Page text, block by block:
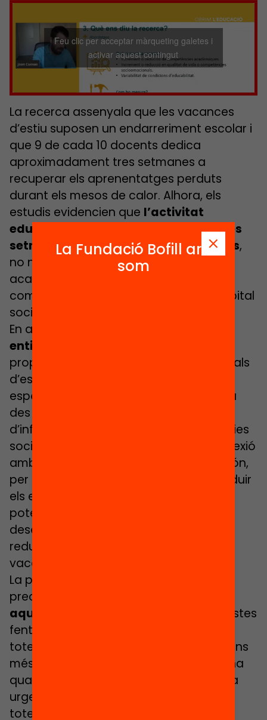
Feu clic per acceptar màrqueting galetes i
activar aquest contingut
La recerca assenyala que les vacances
d’estiu suposen un endarreriment escolar i
que 9 de cada 10 docents dedica
aproximadament tres setmanes a
recuperar els aprenentatges perduts
durant els mesos de calor. Alhora, els
estudis evidencien que l’activitat
educativa sostinguda durant diverses
setmanes no lectives aporta beneficis,
no només en l’àmbit competencial
acadèmic sinó també pel que fa a les
competències socioemocionals i al capital
social dels infants i joves.
En aquest punt hi tenen molt a dir les
entitats del lleure
proposen una pila d’activitats com casals
d’estius, colònies, rutes, caus, activitats
esportives, etc. El món del lleure treballa
des de fa anys en clau de benestar
d’infants i joves, foment de competències
socioemocionals i relacionals i de connexió
amb agent de l’entorn i la comunitat. Són,
per tant, agents imprescindibles per reduir
els efectes de les aturades estivals i
potenciar dinàmiques de
desenvolupament personal alhora que
redueixen la desconnexió total de les
vacances.
La proposta d’Estiu Enriquit és,
precisament, fer una
aquestes activitats
i l’impacte d’aquestes
fent-les arribar al màxim d’alumnat de
totes les edats, especialment al d’entorns
més vulnerables. I fer-ho assegurant una
qualitat educativa que aposti, de forma
urgent, per garantir les oportunitats de
totes, a través de la gratuïtat, la
La Fundació Bofill ara
som